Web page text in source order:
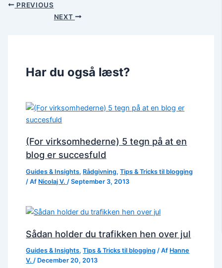
PREVIOUS
NEXT
Har du også læst?
(For virksomhederne) 5 tegn på at en
blog er succesfuld
Guides & Insights, Rådgivning,Tips & Tricks til blogging
/ Af Nicolaj V. /September 3, 2013
Sådan holder du trafikken hen over jul
Guides & Insights,Tips & Tricks til blogging / Af Hanne
V./ December 20, 2013